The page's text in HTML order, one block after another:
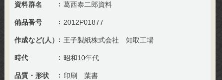
資料群名 葛西泰二郎資料
備品番号 2012P01877
作成など(人） 王子製紙株式会社 知取工場
時代 昭和10年代
品質・形状 印刷 葉書